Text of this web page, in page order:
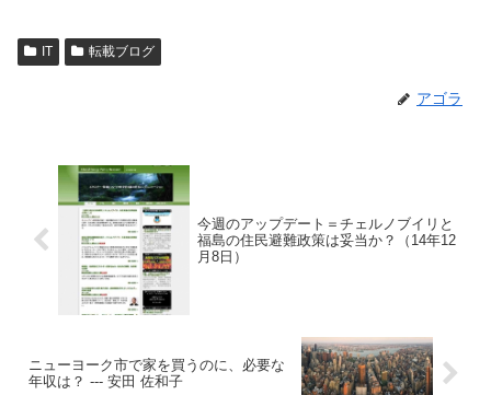
IT 転載ブログ
アゴラ
今週のアップデート＝チェルノブイリと
福島の住民避難政策は妥当か？（14年12
月8日）
ニューヨーク市で家を買うのに、必要な
年収は？ --- 安田 佐和子